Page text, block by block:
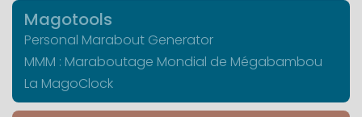
Magotools
Personal Marabout Generator
MMM : Maraboutage Mondial de Mégabambou
La MagoClock